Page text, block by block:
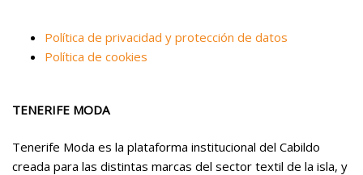
Política de privacidad y protección de datos
Política de cookies
TENERIFE MODA
Tenerife Moda es la plataforma institucional del Cabildo
creada para las distintas marcas del sector textil de la isla, y